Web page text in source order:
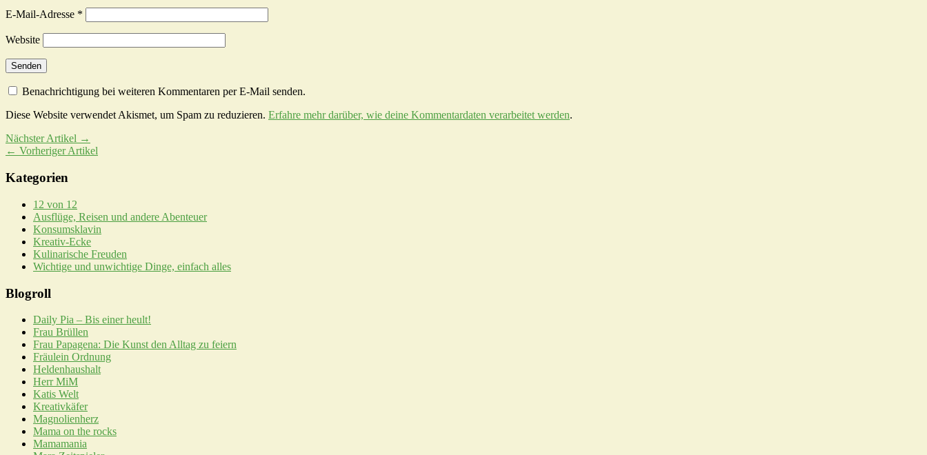
E-Mail-Adresse *
Website
Benachrichtigung bei weiteren Kommentaren per E-Mail senden.
Diese Website verwendet Akismet, um Spam zu reduzieren. Erfahre mehr darüber, wie deine Kommentardaten verarbeitet werden.
Nächster Artikel →
← Vorheriger Artikel
Kategorien
12 von 12
Ausflüge, Reisen und andere Abenteuer
Konsumsklavin
Kreativ-Ecke
Kulinarische Freuden
Wichtige und unwichtige Dinge, einfach alles
Blogroll
Daily Pia – Bis einer heult!
Frau Brüllen
Frau Papagena: Die Kunst den Alltag zu feiern
Fräulein Ordnung
Heldenhaushalt
Herr MiM
Katis Welt
Kreativkäfer
Magnolienherz
Mama on the rocks
Mamamania